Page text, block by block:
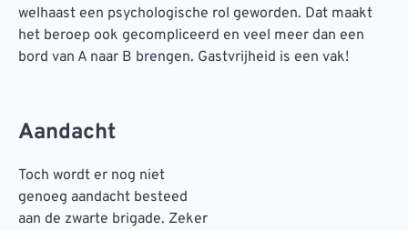
welhaast een psychologische rol geworden. Dat maakt
het beroep ook gecompliceerd en veel meer dan een
bord van A naar B brengen. Gastvrijheid is een vak!
Aandacht
Toch wordt er nog niet
genoeg aandacht besteed
aan de zwarte brigade. Zeker